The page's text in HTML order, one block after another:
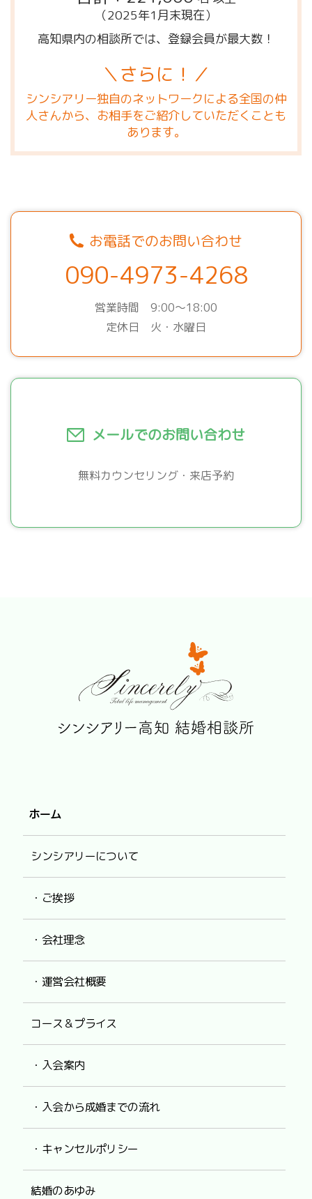
（2025年1月末現在）
高知県内の相談所では、登録会員が最大数！
＼さらに！／
シンシアリー独自のネットワークによる全国の仲
人さんから、お相手をご紹介していただくことも
あります。
お電話でのお問い合わせ
090-4973-4268
営業時間 9:00～18:00
定休日 火・水曜日
メールでのお問い合わせ
無料カウンセリング・来店予約
ホーム
シンシアリーについて
・ご挨拶
・会社理念
・運営会社概要
コース＆プライス
・入会案内
・入会から成婚までの流れ
・キャンセルポリシー
結婚のあゆみ